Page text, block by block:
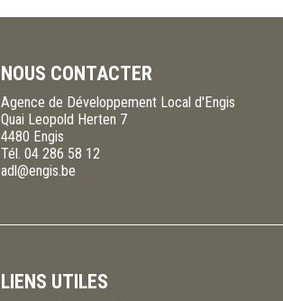
NOUS CONTACTER
Agence de Développement Local d'Engis
Quai Leopold Herten 7
4480 Engis
Tél. 04 286 58 12
adl@engis.be
LIENS UTILES